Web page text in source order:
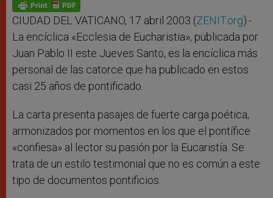
p e
r
k
CIUDAD DEL VATICANO, 17 abril 2003 (ZENIT.org).-
La encíclica «Ecclesia de Eucharistia», publicada por
Juan Pablo II este Jueves Santo, es la encíclica más
personal de las catorce que ha publicado en estos
casi 25 años de pontificado.
La carta presenta pasajes de fuerte carga poética,
armonizados por momentos en los que el pontífice
«confiesa» al lector su pasión por la Eucaristía. Se
trata de un estilo testimonial que no es común a este
tipo de documentos pontificios.